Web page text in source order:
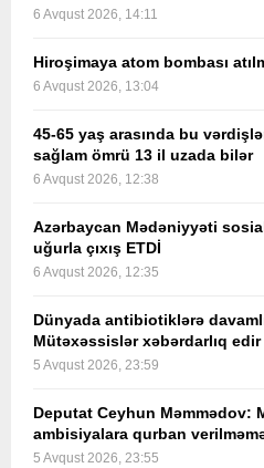
6 Avqust 2026, 14:11
Hiroşimaya atom bombası
6 Avqust 2026, 13:04
45-65 yaş arasında bu
sağlam ömrü 13 il uzada bilər
6 Avqust 2026, 12:38
Azərbaycan Mədəniyyəti
uğurla çıxış ETDİ
6 Avqust 2026, 12:35
Dünyada antibiotiklərə
Mütəxəssislər xəbərdarlıq edir
5 Avqust 2026, 23:59
Deputat Ceyhun Məmmədov:
ambisiyalara qurban
5 Avqust 2026, 23:55